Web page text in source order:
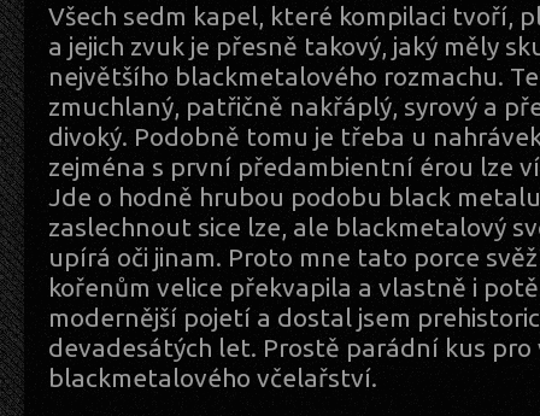
Všech sedm kapel, které kompilaci tvoří,
a jejich zvuk je přesně takový, jaký měly
největšího blackmetalového rozmachu.
zmuchlaný, patřičně nakřáplý, syrový a
divoký. Podobně tomu je třeba u
zejména s první předambientní érou lze
Jde o hodně hrubou podobu black
zaslechnout sice lze, ale blackmetalový
upírá oči jinam. Proto mne tato porce
kořenům velice překvapila a vlastně i
modernější pojetí a dostal jsem
devadesátých let. Prostě parádní kus pro
blackmetalového včelařství.